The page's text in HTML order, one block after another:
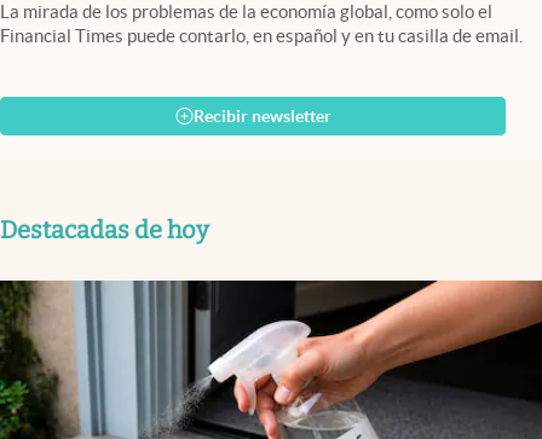
La mirada de los problemas de la economía global, como solo el
Financial Times puede contarlo, en español y en tu casilla de email.
Recibir newsletter
Destacadas de hoy